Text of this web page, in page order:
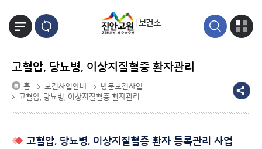
보건소
고혈압, 당뇨병, 이상지질혈증 환자관리
홈 보건사업안내
방문보건사업
고혈압, 당뇨병, 이상지질혈증 환자관리
고혈압, 당뇨병, 이상지질혈증 환자 등록관리 사업